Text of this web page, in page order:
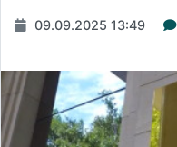
09.09.2025 13:49